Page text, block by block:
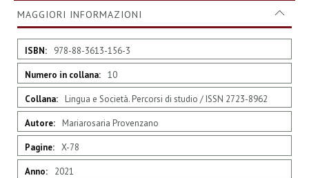
MAGGIORI INFORMAZIONI
Informazioni978-88-3613-156-3
10
Lingua e Società. Percorsi di studio / ISSN 2723-8962
Mariarosaria Provenzano
X-78
2021